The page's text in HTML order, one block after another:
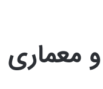
معماری